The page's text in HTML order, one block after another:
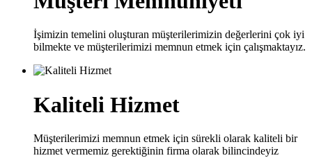
İşimizin temelini oluşturan müşterilerimizin değerlerini çok iyi
bilmekte ve müşterilerimizi memnun etmek için çalışmaktayız.
Kaliteli Hizmet
Müşterilerimizi memnun etmek için sürekli olarak kaliteli bir
hizmet vermemiz gerektiğinin firma olarak bilincindeyiz